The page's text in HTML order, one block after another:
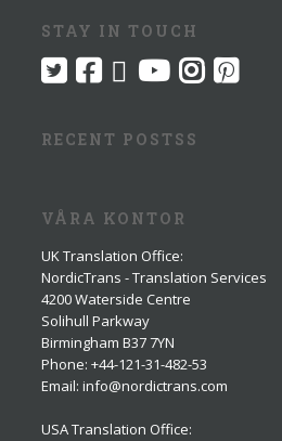
STAY IN TOUCH
RECENT POSTSS
VÅRA KONTOR
UK Translation Office:
NordicTrans - Translation Services
4200 Waterside Centre
Solihull Parkway
Birmingham B37 7YN
Phone: +44-121-31-482-53
Email: info@nordictrans.com
USA Translation Office: